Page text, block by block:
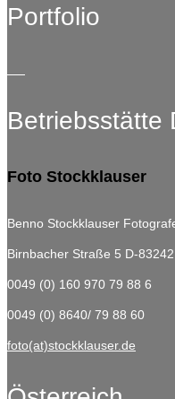
Portfolio
Betriebsstätte
Foto Stockklauser
Benno Stockklauser
Birnbacher Straße 5 D-
0049 (0) 160 970 79 88 6
0049 (0) 8640/ 79 88 60
foto(at)stockklauser.de